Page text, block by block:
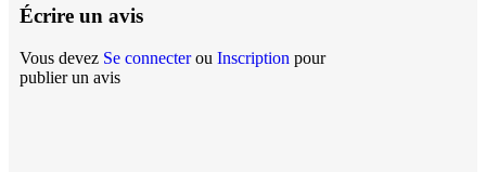
Écrire un avis
Vous devez Se connecterou Inscription pour
publier un avis